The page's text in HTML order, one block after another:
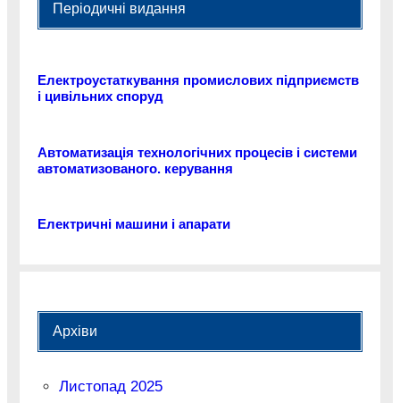
Періодичні видання
Електроустаткування промислових підприємств
і цивільних споруд
Автоматизація технологічних процесів і системи
автоматизованого. керування
Електричні машини і апарати
Архіви
Листопад 2025